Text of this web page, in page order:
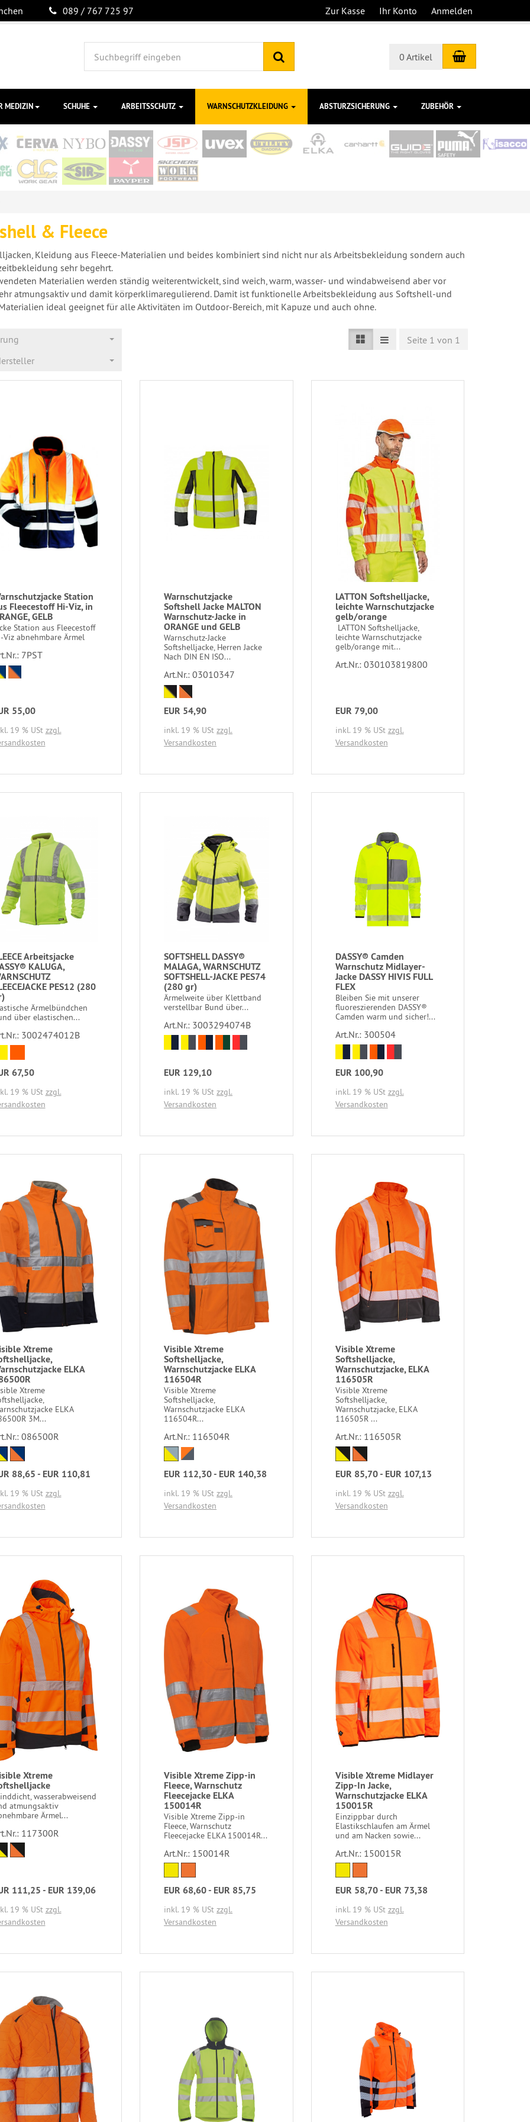
089 / 767 725 97 Zur Kasse Ihr Konto Anmelden
0 Artikel Warenkorb
MEDIZIN SCHUHE ARBEITSSCHUTZ WARNSCHUTZKLEIDUNG ABSTURZSICHERUNG ZUBEHÖR
& Fleece
Kleidung aus Fleece-Materialien und beides kombiniert sind nicht nur als Arbeitsbekleidung sondern auch
sehr begehrt.
Materialien werden ständig weiterentwickelt, sind weich, warm, wasser- und windabweisend aber vor
atmungsaktiv und damit körperklimaregulierend. Damit ist funktionelle Arbeitsbekleidung aus Softshell-und
ideal geeignet für alle Aktivitäten im Outdoor-Bereich, mit Kapuze und auch ohne.
Seite 1 von 1
Station
Fleecestoff Hi-Viz, in
GELB
Station aus Fleecestoff
Viz abnehmbare Ärmel
7PST
55,00
19 % USt zzgl.
Warnschutzjacke
Softshell Jacke MALTON
Warnschutz-Jacke in
ORANGE und GELB
Warnschutz-Jacke
Softshelljacke, Herren Jacke
Nach DIN EN ISO...
Art.Nr.: 03010347
EUR 54,90
inkl. 19 % UStzzgl.
Versandkosten
LATTON Softshelljacke,
leichte Warnschutzjacke
gelb/orange
LATTON Softshelljacke,
leichte Warnschutzjacke
gelb/orange mit...
Art.Nr.: 030103819800
EUR 79,00
inkl. 19 % USt zzgl.
Versandkosten
Arbeitsjacke
KALUGA,
PES12 (280
Ärmelbündchen
über elastischen...
3002474012B
67,50
19 % USt zzgl.
SOFTSHELL DASSY®
MALAGA, WARNSCHUTZ
SOFTSHELL-JACKE PES74
(280 gr)
Ärmelweite über Klettband
verstellbar Bund über...
Art.Nr.: 3003294074B
EUR 129,10
inkl. 19 % UStzzgl.
Versandkosten
DASSY® Camden
Warnschutz Midlayer-
Jacke DASSY HIVIS FULL
FLEX
Bleiben Sie mit unserer
fluoreszierenden DASSY®
Camden warm und sicher!...
Art.Nr.: 300504
EUR 100,90
inkl. 19 % USt zzgl.
Versandkosten
Xtreme
ELKA
Xtreme
ELKA
3M...
086500R
88,65 - EUR 110,81
19 % USt zzgl.
Visible Xtreme
Softshelljacke,
Warnschutzjacke ELKA
116504R
Visible Xtreme
Softshelljacke,
Warnschutzjacke ELKA
116504R...
Art.Nr.: 116504R
EUR 112,30 - EUR 140,38
inkl. 19 % UStzzgl.
Versandkosten
Visible Xtreme
Softshelljacke,
Warnschutzjacke, ELKA
116505R
Visible Xtreme
Softshelljacke,
Warnschutzjacke, ELKA
116505R ...
Art.Nr.: 116505R
EUR 85,70 - EUR 107,13
inkl. 19 % USt zzgl.
Versandkosten
Xtreme
wasserabweisend
atmungsaktiv
Ärmel...
117300R
111,25 - EUR 139,06
19 % USt zzgl.
Visible Xtreme Zipp-in
Fleece, Warnschutz
Fleecejacke ELKA
150014R
Visible Xtreme Zipp-in
Fleece, Warnschutz
Fleecejacke ELKA 150014R...
Art.Nr.: 150014R
EUR 68,60 - EUR 85,75
inkl. 19 % UStzzgl.
Versandkosten
Visible Xtreme Midlayer
Zipp-In Jacke,
Warnschutzjacke ELKA
150015R
Einzippbar durch
Elastikschlaufen am Ärmel
und am Nacken sowie...
Art.Nr.: 150015R
EUR 58,70 - EUR 73,38
inkl. 19 % USt zzgl.
Versandkosten